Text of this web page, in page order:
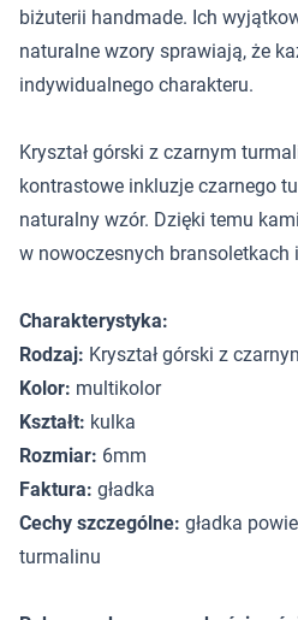
biżuterii handmade. Ich
naturalne wzory sprawiają, że
indywidualnego charakteru.
Kryształ górski z czarnym
kontrastowe inkluzje czarnego
naturalny wzór. Dzięki temu
w nowoczesnych
Charakterystyka:
Rodzaj: Kryształ górski z
Kolor: multikolor
Kształt: kulka
Rozmiar: 6mm
Faktura: gładka
Cechy szczególne: gładka
turmalinu